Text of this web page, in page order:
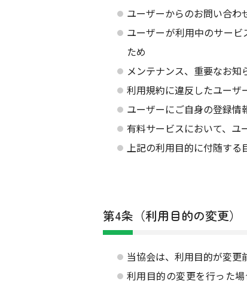
ユーザーからのお問い合わ
ユーザーが利用中のサー
ため
メンテナンス、重要なお知
利用規約に違反したユーザ
ユーザーにご自身の登録情
有料サービスにおいて、ユ
上記の利用目的に付随する
第4条（利用目的の変更）
当協会は、利用目的が変更
利用目的の変更を行った